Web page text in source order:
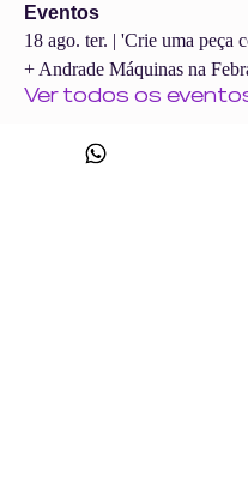
Eventos
18 ago. ter. | 'Crie uma peça
+ Andrade Máquinas na
Ver todos os